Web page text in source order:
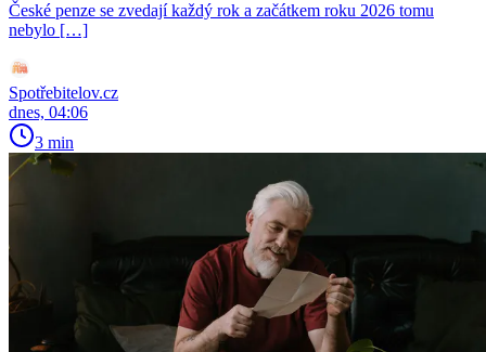
České penze se zvedají každý rok a začátkem roku 2026 tomu
nebylo […]
Spotřebitelov.cz
dnes, 04:06
3 min